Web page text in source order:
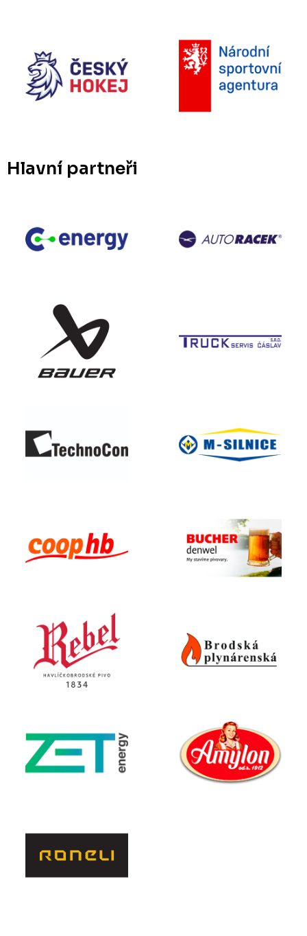
Hlavní partneři